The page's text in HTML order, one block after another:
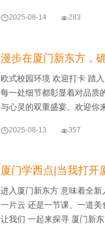
2025-08-14 283
漫步在厦门新东方，
欧式校园环境 欢迎打卡 踏
每一处细节都彰显着对品质
与心灵的双重盛宴。欢迎你
2025-08-13 357
厦门学西点|当我打
进入厦门新东方 意味着全新
一片云 还是一节课、一道
让我们 一起来探寻 厦门新